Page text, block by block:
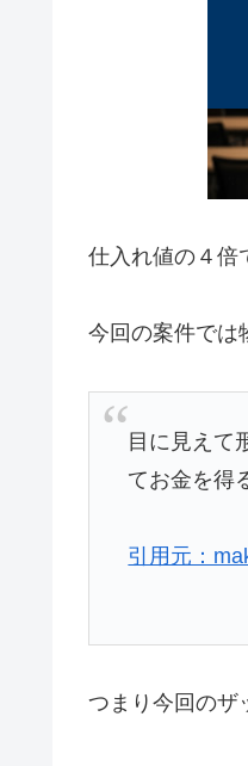
仕入れ値の４倍
今回の案件では
目に見えて
てお金を得
引用元：
つまり今回のザ